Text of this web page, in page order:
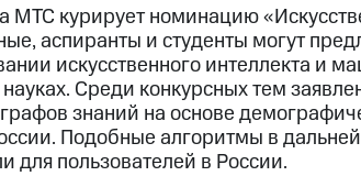
МТС курирует номинацию
аспиранты и студенты могут
искусственного интеллекта и
Среди конкурсных тем
знаний на основе
Подобные алгоритмы в
для пользователей в России.